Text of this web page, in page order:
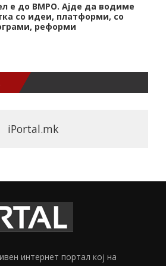
е до ВМРО. Ајде да водиме
со идеи, платформи, со
реформи
iPortal.mk
интернет портал кој на